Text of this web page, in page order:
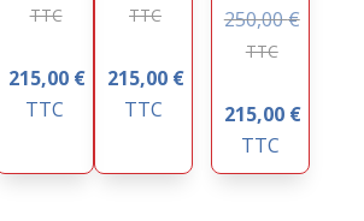
TTC
215,00 €
TTC
TTC
215,00 €
TTC
250,00€
TTC
215,00 €
TTC